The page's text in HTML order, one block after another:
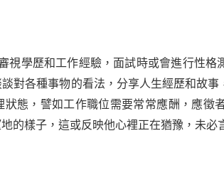
視學歷和工作經驗，面試時或會進行性
對各種事物的看法，分享人生經歷和故
態，譬如工作職位需要常常應酬，應徵
的樣子，這或反映他心裡正在猶豫，未必